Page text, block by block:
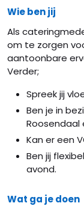
Wie ben jij
Als
om te zorgen
aantoonbare
Verder;
Spreek jij
Ben je in
Roosendaal
Kan er een
Ben jij
avond.
Wat ga je doen